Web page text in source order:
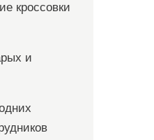
кроссовки
и